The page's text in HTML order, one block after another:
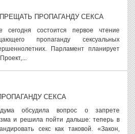
ПРОПАГАНДУ СЕКСА
сегодня состоится первое чтение
пропаганду сексуальных
Парламент планирует
СЕКСА
дума обсудила вопрос о запрете
и решила пойти дальше: теперь в
секс как таковой. «Закон,